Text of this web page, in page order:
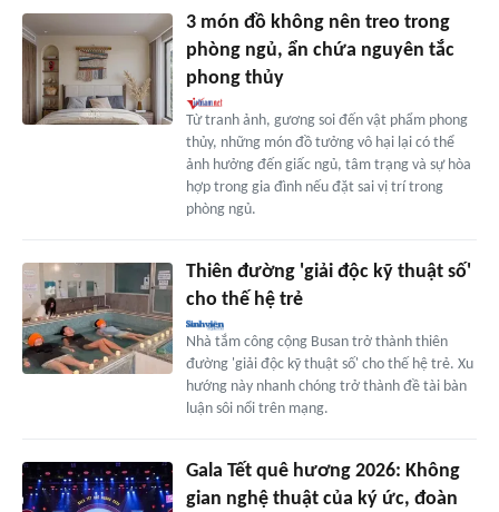
3 món đồ không nên treo trong
phòng ngủ, ẩn chứa nguyên tắc
phong thủy
Từ tranh ảnh, gương soi đến vật phẩm phong
thủy, những món đồ tưởng vô hại lại có thể
ảnh hưởng đến giấc ngủ, tâm trạng và sự hòa
hợp trong gia đình nếu đặt sai vị trí trong
phòng ngủ.
Thiên đường 'giải độc kỹ thuật số'
cho thế hệ trẻ
Nhà tắm công cộng Busan trở thành thiên
đường 'giải độc kỹ thuật số' cho thế hệ trẻ. Xu
hướng này nhanh chóng trở thành đề tài bàn
luận sôi nổi trên mạng.
Gala Tết quê hương 2026: Không
gian nghệ thuật của ký ức, đoàn